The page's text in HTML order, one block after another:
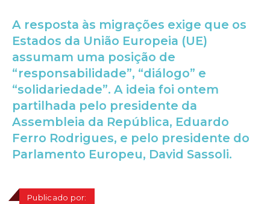
A resposta às migrações exige que os
Estados da União Europeia (UE)
assumam uma posição de
“responsabilidade”, “diálogo” e
“solidariedade”. A ideia foi ontem
partilhada pelo presidente da
Assembleia da República, Eduardo
Ferro Rodrigues, e pelo presidente do
Parlamento Europeu, David Sassoli.
Publicado por: